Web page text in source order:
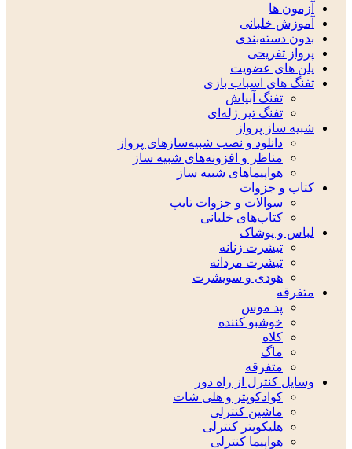
آزمون ها
آموزش خلبانی
بدون دسته‌بندی
پرواز تفریحی
پلن های عضویت
تفنگ های اسباب بازی
تفنگ آبپاش
تفنگ تیر ژله‌ای
شبیه ساز پرواز
دانلود و نصب شبیه‌سازهای پرواز
مناظر و افزونه‌های شبیه ساز
هواپیماهای شبیه ساز
کتاب و جزوات
سوالات و جزوات تایپ
کتاب‌های خلبانی
لباس و پوشاک
تیشرت زنانه
تیشرت مردانه
هودی و سویشرت
متفرقه
پد موس
خوشبو کننده
کلاه
ماگ
متفرقه
وسایل کنترل از راه دور
کوادکوپتر و هلی شات
ماشین کنترلی
هلیکوپتر کنترلی
هواپیما کنترلی